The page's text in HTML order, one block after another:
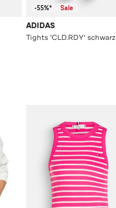
-55%* Sale
ADIDAS
Tights 'CLD.RDY' schwarz